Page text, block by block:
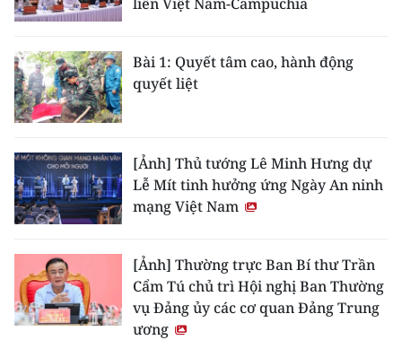
Bài 1: Quyết tâm cao, hành động
quyết liệt
[Ảnh] Thủ tướng Lê Minh Hưng dự
Lễ Mít tinh hưởng ứng Ngày An ninh
mạng Việt Nam
[Ảnh] Thường trực Ban Bí thư Trần
Cẩm Tú chủ trì Hội nghị Ban Thường
vụ Đảng ủy các cơ quan Đảng Trung
ương